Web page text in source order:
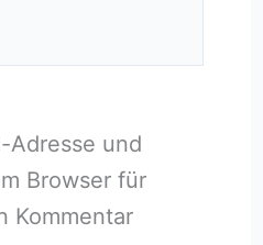
Adresse und
Browser für
Kommentar